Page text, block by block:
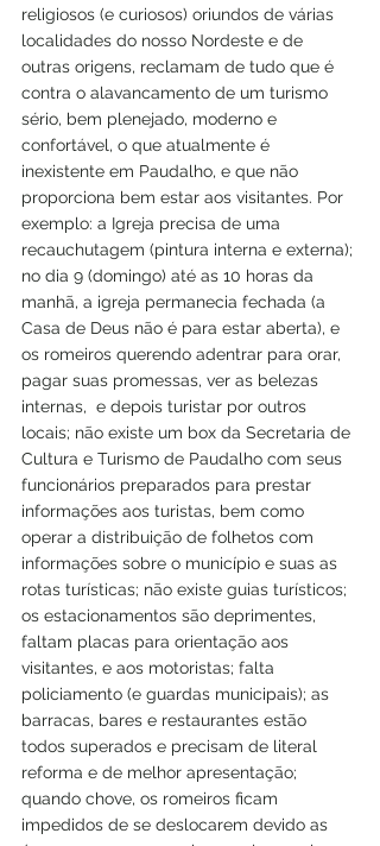
religiosos (e curiosos) oriundos de várias
localidades do nosso Nordeste e de
outras origens, reclamam de tudo que é
contra o alavancamento de um turismo
sério, bem plenejado, moderno e
confortável, o que atualmente é
inexistente em Paudalho, e que não
proporciona bem estar aos visitantes. Por
exemplo: a Igreja precisa de uma
recauchutagem (pintura interna e externa);
no dia 9 (domingo) até as 10 horas da
manhã, a igreja permanecia fechada (a
Casa de Deus não é para estar aberta), e
os romeiros querendo adentrar para orar,
pagar suas promessas, ver as belezas
internas,  e depois turistar por outros
locais; não existe um box da Secretaria de
Cultura e Turismo de Paudalho com seus
funcionários preparados para prestar
informações aos turistas, bem como
operar a distribuição de folhetos com
informações sobre o município e suas as
rotas turísticas; não existe guias turísticos;
os estacionamentos são deprimentes,
faltam placas para orientação aos
visitantes, e aos motoristas; falta
policiamento (e guardas municipais); as
barracas, bares e restaurantes estão
todos superados e precisam de literal
reforma e de melhor apresentação;
quando chove, os romeiros ficam
impedidos de se deslocarem devido as